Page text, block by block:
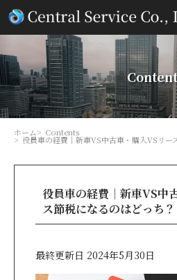
ホーム Contents
役員車の経費｜新車VS中古車・購入VSリー
役員車の経費｜新車VS中
ス節税になるのはどっち？
最終更新日 2024年5月30日